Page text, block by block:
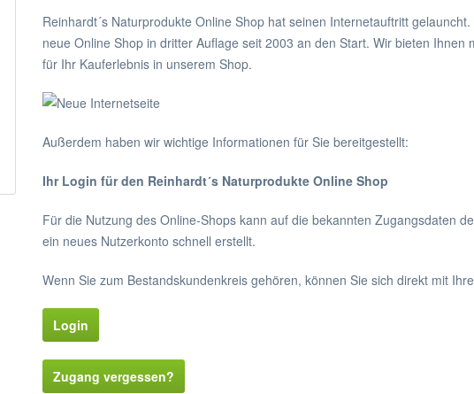
Reinhardt´s Naturprodukte Online Shop hat seinen Internetauftritt
neue Online Shop in dritter Auflage seit 2003 an den Start. Wir bieten
für Ihr Kauferlebnis in unserem Shop.
Außerdem haben wir wichtige Informationen für Sie bereitgestellt:
Ihr Login für den Reinhardt´s Naturprodukte Online Shop
Für die Nutzung des Online-Shops kann auf die bekannten Zugangsdaten
ein neues Nutzerkonto schnell erstellt.
Wenn Sie zum Bestandskundenkreis gehören, können Sie sich direkt mit
Login
Zugang vergessen?